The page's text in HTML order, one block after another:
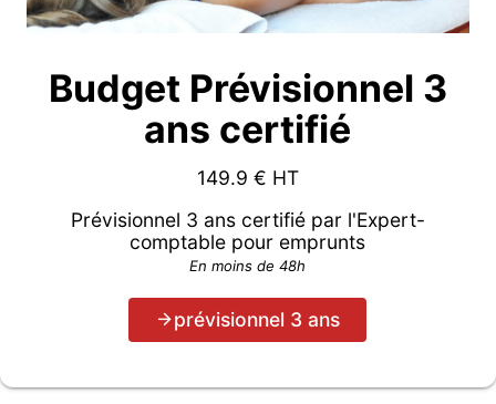
Budget Prévisionnel 3
ans certifié
149.9 € HT
Prévisionnel 3 ans certifié par l'Expert-
comptable pour emprunts
En moins de 48h
prévisionnel 3 ans